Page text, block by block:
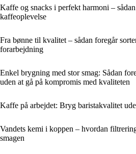
Kaffe og snacks i perfekt harmoni –
kaffeoplevelse
Fra bønne til kvalitet – sådan foregår
forarbejdning
Enkel brygning med stor smag: Sådan
uden at gå på kompromis med kvaliteten
Kaffe på arbejdet: Bryg baristakvalitet
Vandets kemi i koppen – hvordan
smagen